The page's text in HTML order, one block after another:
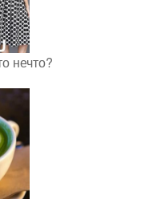
нечто?